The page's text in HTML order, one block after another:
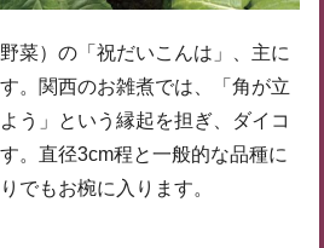
野菜）の「祝だいこんは」、主に
。関西のお雑煮では、「角が立
う」という縁起を担ぎ、ダイコ
。直径3cm程と一般的な品種に
でもお椀に入ります。